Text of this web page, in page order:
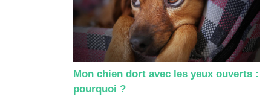
Mon chien dort avec les yeux ouverts :
pourquoi ?